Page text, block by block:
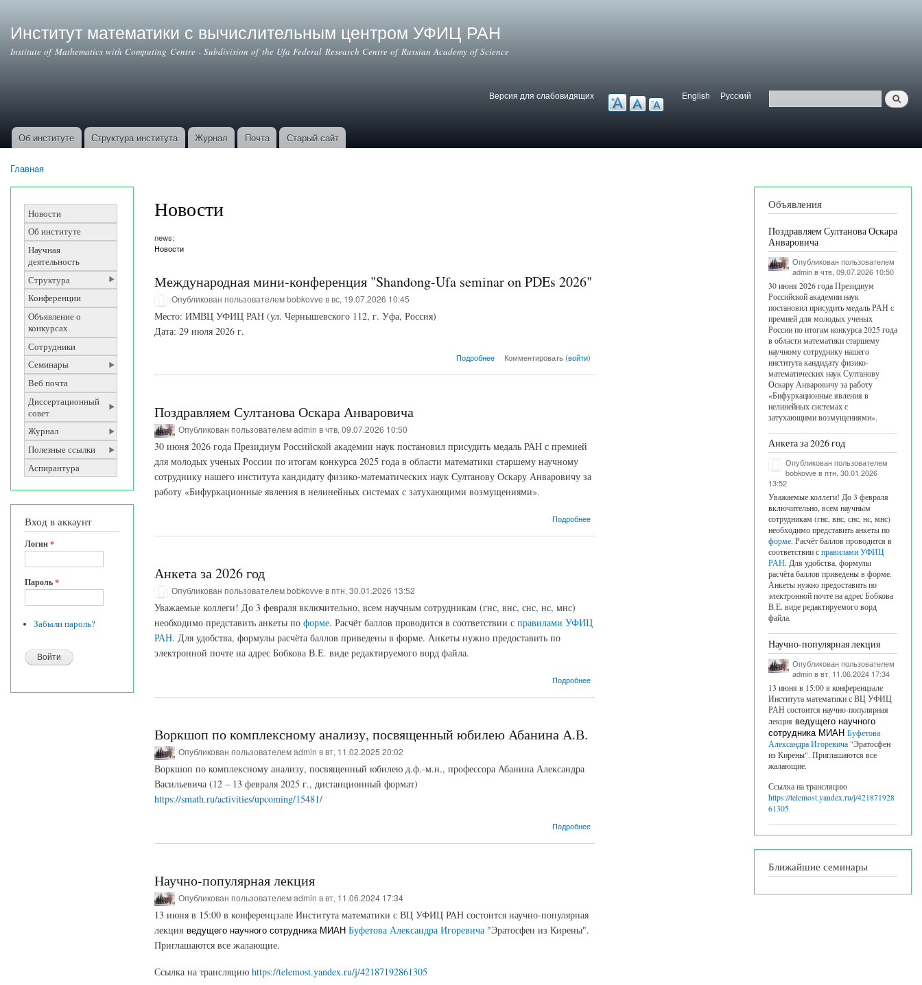
содержанию
Институт математики с вычислительным центром УФИЦ РАН
Institute of Mathematics with Computing Centre - Subdivision of the Ufa Federal Research Centre of Russian Academy of Science
Версия для слабовидящих
Версия для слабовидящих
Версия для слабовидящих
Язык
English Русский
Поиск
Найти
Основные ссылки
Об институте Структура института Журнал Почта Старый сайт
Главная
Новости
Об институте
Научная
деятельность
Структура
Конференции
Объявление о
конкурсах
Сотрудники
Семинары
Веб почта
Диссертационный
совет
Журнал
Полезные ссылки
Аспирантура
Вход в аккаунт
Логин*
Пароль*
Забыли пароль?
Новости
news:
Новости
Международная мини-конференция "Shandong-Ufa seminar on PDEs 2026"
Опубликован пользователемbobkovve в вс, 19.07.2026 10:45
Место: ИМВЦ УФИЦ РАН (ул. Чернышевского 112, г. Уфа, Россия)
Дата: 29 июля 2026 г.
Подробнеео Международная мини-конференция "Shandong-Ufa seminar on PDEs 2026"
Комментировать (войти)
Поздравляем Султанова Оскара Анваровича
Опубликован пользователемadmin в чтв, 09.07.2026 10:50
30 июня 2026 года Президиум Российской академии наук постановил присудить медаль РАН с премией
для молодых ученых России по итогам конкурса 2025 года в области математики старшему научному
сотруднику нашего института кандидату физико-математических наук Султанову Оскару Анваровичу за
работу «Бифуркационные явления в нелинейных системах с затухающими возмущениями».
Подробнее
Анкета за 2026 год
Опубликован пользователемbobkovve в птн, 30.01.2026 13:52
Уважаемые коллеги! До 3 февраля включительно, всем научным сотрудникам (гнс, внс, снс, нс, мнс)
необходимо представить анкеты по форме. Расчёт баллов проводится в соответствии с правилами УФИЦ
РАН. Для удобства, формулы расчёта баллов приведены в форме. Анкеты нужно предоставить по
электронной почте на адрес Бобкова В.Е. виде редактируемого ворд файла.
Подробнее
Воркшоп по комплексному анализу, посвященный юбилею Абанина А.В.
Опубликован пользователемadmin в вт, 11.02.2025 20:02
Воркшоп по комплексному анализу, посвященный юбилею д.ф.-м.н., профессора Абанина Александра
Васильевича (12 – 13 февраля 2025 г., дистанционный формат)
https://smath.ru/activities/upcoming/15481/
Подробнее о Воркшоп по комплексному анализу, посвященный юбилею Абанина А.В.
Научно-популярная лекция
Опубликован пользователемadmin в вт, 11.06.2024 17:34
13 июня в 15:00 в конференцзале Института математики с ВЦ УФИЦ РАН состоится научно-популярная
лекция ведущего научного сотрудника МИАН Буфетова Александра Игоревича "Эратосфен из Кирены".
Приглашаются все жалающие.
Ссылка на трансляцию https://telemost.yandex.ru/j/42187192861305
Объявления
Поздравляем Султанова Оскара
Анваровича
Опубликован пользователем
adminв чтв, 09.07.2026 10:50
30 июня 2026 года Президиум
Российской академии наук
постановил присудить медаль РАН с
премией для молодых ученых
России по итогам конкурса 2025 года
в области математики старшему
научному сотруднику нашего
института кандидату физико-
математических наук Султанову
Оскару Анваровичу за работу
«Бифуркационные явления в
нелинейных системах с
затухающими возмущениями».
Анкета за 2026 год
Опубликован пользователем
bobkovveв птн, 30.01.2026
13:52
Уважаемые коллеги! До 3 февраля
включительно, всем научным
сотрудникам (гнс, внс, снс, нс, мнс)
необходимо представить анкеты по
форме. Расчёт баллов проводится в
соответствии с правилами УФИЦ
РАН. Для удобства, формулы
расчёта баллов приведены в форме.
Анкеты нужно предоставить по
электронной почте на адрес Бобкова
В.Е. виде редактируемого ворд
файла.
Научно-популярная лекция
Опубликован пользователем
adminв вт, 11.06.2024 17:34
13 июня в 15:00 в конференцзале
Института математики с ВЦ УФИЦ
РАН состоится научно-популярная
лекция ведущего научного
сотрудника МИАН Буфетова
Александра Игоревича "Эратосфен
из Кирены". Приглашаются все
жалающие.
Ссылка на трансляцию
https://telemost.yandex.ru/j/421871928
61305
Ближайшие семинары